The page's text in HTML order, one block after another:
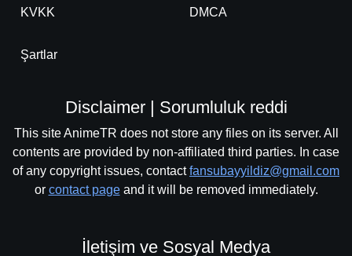
KVKK DMCA
Şartlar
Disclaimer | Sorumluluk reddi
This site AnimeTR does not store any files on its server. All
contents are provided by non-affiliated third parties. In case
of any copyright issues, contactfansubayyildiz@gmail.com
or contact pageand it will be removed immediately.
İletişim ve Sosyal Medya